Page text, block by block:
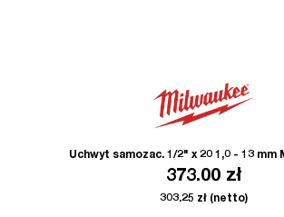
Uchwyt samozac. 1/2" x 20 1,0 - 13 mm
373.00 zł
303.25 zł(netto)